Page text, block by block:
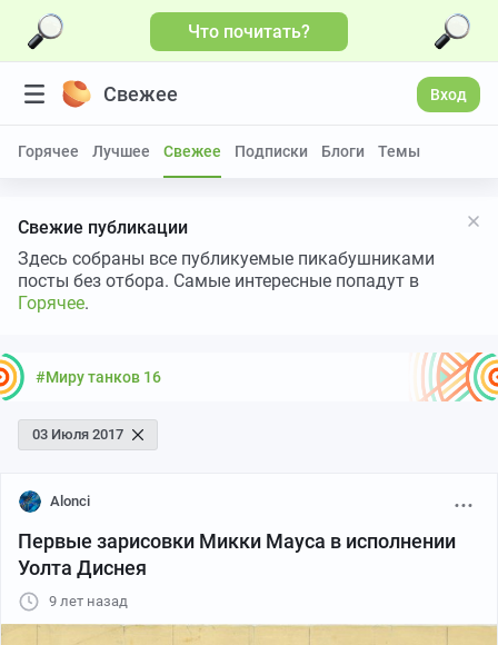
Что почитать?
Свежее Вход
Горячее Лучшее Свежее Подписки Блоги Темы
Свежие публикации
Здесь собраны все публикуемые пикабушниками
посты без отбора. Самые интересные попадут в
Горячее.
#Миру танков 16
03 Июля 2017
Alonci
Первые зарисовки Микки Мауса в исполнении
Уолта Диснея
9 лет назад